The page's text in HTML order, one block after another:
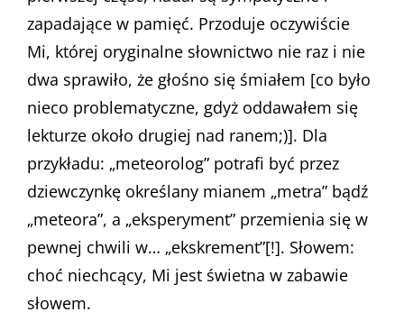
zapadające w pamięć. Przoduje oczywiście
Mi, której oryginalne słownictwo nie raz i nie
dwa sprawiło, że głośno się śmiałem [co było
nieco problematyczne, gdyż oddawałem się
lekturze około drugiej nad ranem;)]. Dla
przykładu: „meteorolog” potrafi być przez
dziewczynkę określany mianem „metra” bądź
„meteora”, a „eksperyment” przemienia się w
pewnej chwili w… „ekskrement”[!]. Słowem:
choć niechcący, Mi jest świetna w zabawie
słowem.